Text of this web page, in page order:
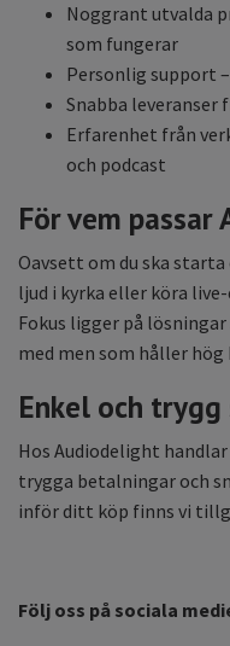
Noggrant utvalda
som fungerar
Personlig support
Snabba leveranser
Erfarenhet från
och podcast
För vem
Oavsett om du ska
ljud i kyrka eller köra
Fokus ligger på
med men som håller
Enkel och trygg
Hos Audiodelight
trygga betalningar och
inför ditt köp finns vi
Följ oss på sociala